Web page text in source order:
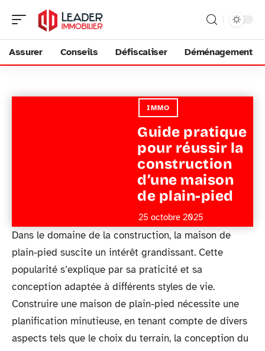
Assurer Conseils Défiscaliser Déménagement
IMMO
Guide pratique
pour réussir la
construction
d’une maison
de plain-pied
25 octobre 2025
Dans le domaine de la construction, la maison de
plain-pied suscite un intérêt grandissant. Cette
popularité s’explique par sa praticité et sa
conception adaptée à différents styles de vie.
Construire une maison de plain-pied nécessite une
planification minutieuse, en tenant compte de divers
aspects tels que le choix du terrain, la conception du